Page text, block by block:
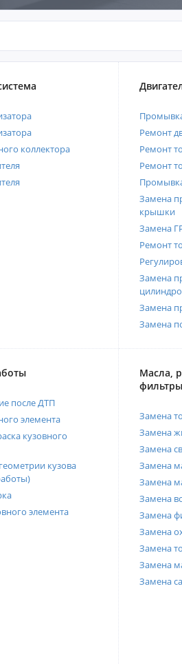
коллектора
Ремонт
Ремонт
Ремонт
Замена
крышки
Замена
Ремонт
Замена
Замена
Замена
после ДТП
элемента
кузовного
кузова
элемента
Масла,
фильтры
Замена
Замена
Замена
Замена
Замена
Замена
Замена
Замена
Замена
Замена
Замена